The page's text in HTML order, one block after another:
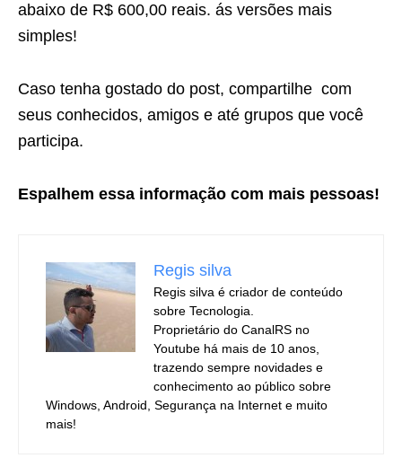
abaixo de R$ 600,00 reais. ás versões mais
simples!
Caso tenha gostado do post, compartilhe com
seus conhecidos, amigos e até grupos que você
participa.
Espalhem essa informação com mais pessoas!
Regis silva
Regis silva é criador de conteúdo
sobre Tecnologia.
Proprietário do CanalRS no
Youtube há mais de 10 anos,
trazendo sempre novidades e
conhecimento ao público sobre
Windows, Android, Segurança na Internet e muito
mais!